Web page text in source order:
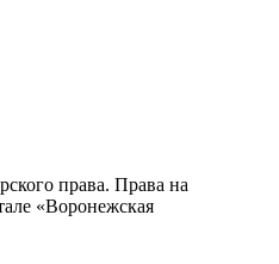
права. Права на
«Воронежская